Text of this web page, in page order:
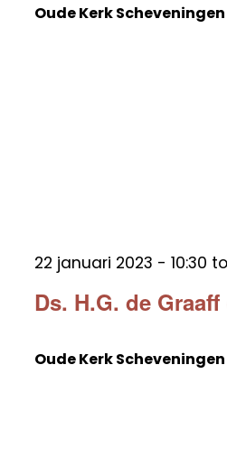
Oude Kerk Scheveningen
Ds. H.G. de
22 januari 2023 - 10:30
Oude Kerk Scheveningen